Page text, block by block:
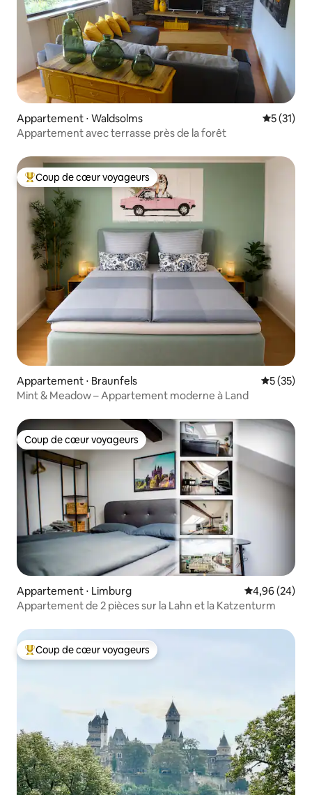
Appartement ⋅ Waldsolms
5 (31)
Appartement avec terrasse près de la forêt
Coups de cœur voyageurs les plus appréciés
Coup de cœur voyageurs
Appartement ⋅ Braunfels
5 (35)
Mint & Meadow – Appartement moderne à Land
Coup de cœur voyageurs
Coup de cœur voyageurs
Appartement ⋅ Limburg Évaluation
4,96 (24)
Appartement de 2 pièces sur la Lahn et la Katzenturm
Coups de cœur voyageurs les plus appréciés
Coup de cœur voyageurs